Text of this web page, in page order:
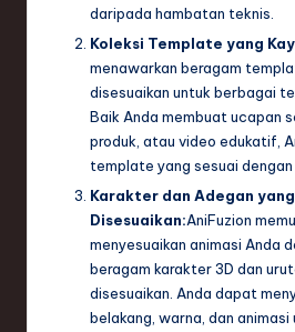
daripada hambatan teknis.
Koleksi Template yang
menawarkan beragam
disesuaikan untuk berbagai
Baik Anda membuat ucapan
produk, atau video edukatif,
template yang sesuai dengan
Karakter dan Adegan
Disesuaikan:AniFuzion
menyesuaikan animasi Anda
beragam karakter 3D dan
disesuaikan. Anda dapat
belakang, warna, dan